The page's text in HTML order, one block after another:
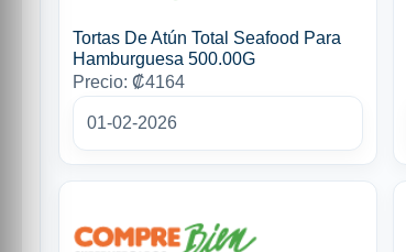
Tortas De Atún Total Seafood Para
Hamburguesa 500.00G
Precio: ₡4164
01-02-2026